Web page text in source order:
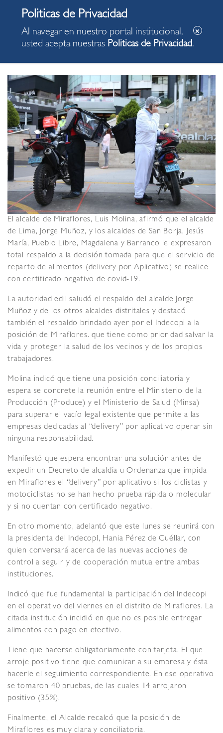
de alimentos vía
“delivery”
El alcalde de Miraflores, Luis Molina, afirmó que el alcalde
de Lima, Jorge Muñoz, y los alcaldes de San Borja, Jesús
María, Pueblo Libre, Magdalena y Barranco le expresaron
total respaldo a la decisión tomada para que el servicio de
reparto de alimentos (delivery por Aplicativo) se realice
con certificado negativo de covid-19.
La autoridad edil saludó el respaldo del alcalde Jorge
Muñoz y de los otros alcaldes distritales y destacó
también el respaldo brindado ayer por el Indecopi a la
posición de Miraflores. que tiene como prioridad salvar la
vida y proteger la salud de los vecinos y de los propios
trabajadores.
Molina indicó que tiene una posición conciliatoria y
espera se concrete la reunión entre el Ministerio de la
Producción (Produce) y el Ministerio de Salud (Minsa)
para superar el vacío legal existente que permite a las
empresas dedicadas al “delivery” por aplicativo operar sin
ninguna responsabilidad.
Manifestó que espera encontrar una solución antes de
expedir un Decreto de alcaldía u Ordenanza que impida
en Miraflores el “delivery” por aplicativo si los ciclistas y
motociclistas no se han hecho prueba rápida o molecular
y si no cuentan con certificado negativo.
En otro momento, adelantó que este lunes se reunirá con
la presidenta del IndecopI, Hania Pérez de Cuéllar, con
quien conversará acerca de las nuevas acciones de
control a seguir y de cooperación mutua entre ambas
instituciones.
Indicó que fue fundamental la participación del Indecopi
en el operativo del viernes en el distrito de Miraflores. La
citada institución incidió en que no es posible entregar
alimentos con pago en efectivo.
Tiene que hacerse obligatoriamente con tarjeta. El que
arroje positivo tiene que comunicar a su empresa y ésta
hacerle el seguimiento correspondiente. En ese operativo
se tomaron 40 pruebas, de las cuales 14 arrojaron
positivo (35%).
Finalmente, el Alcalde recalcó que la posición de
Miraflores es muy clara y conciliatoria.
Al navegar en nuestro portal institucional,
usted acepta nuestras Politicas de Privacidad.